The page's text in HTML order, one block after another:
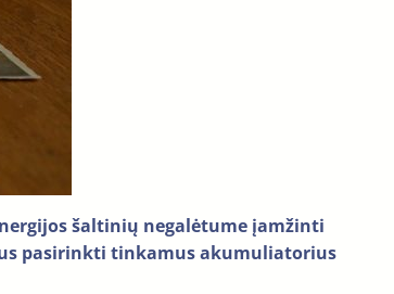
šaltinių negalėtume įamžinti
pasirinkti tinkamus akumuliatorius